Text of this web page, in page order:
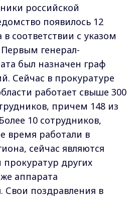
российской
появилось 12
в соответствии с указом
генерал-
был назначен граф
Сейчас в прокуратуре
работает свыше 300
причем 148 из
10 сотрудников,
время работали в
сейчас являются
других
аппарата
Свои поздравления в